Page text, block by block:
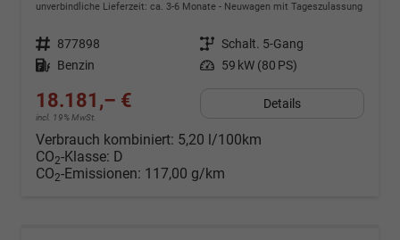
unverbindliche Lieferzeit: ca. 3-6 Monate Neuwagen mit Tageszulassung
Fahrzeugnr. 877898 Getriebe Schalt. 5-Gang
Kraftstoff Benzin Leistung 59 kW (80 PS)
18.181,– €
incl. 19% MwSt.
Details
Verbrauch kombiniert: 5,20 l/100km
CO2-Klasse: D
CO2-Emissionen: 117,00 g/km